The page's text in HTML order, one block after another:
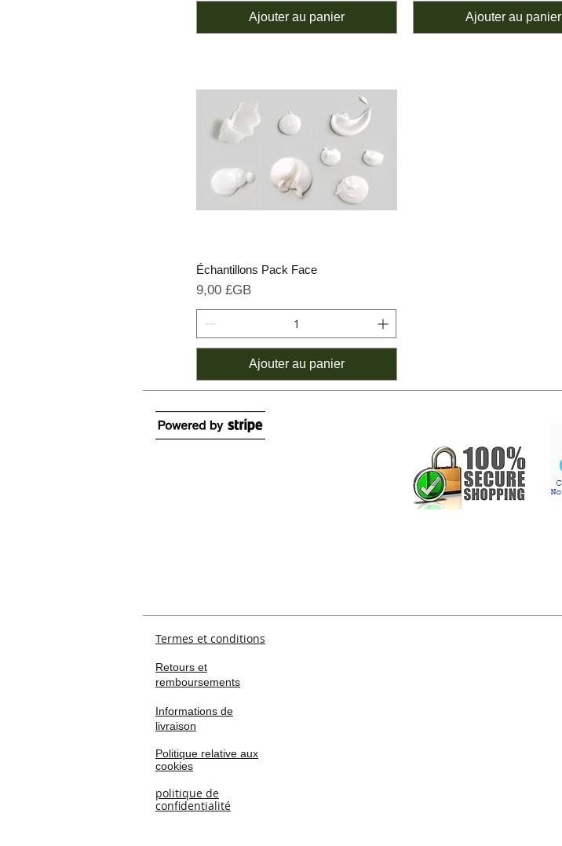
Ajouter au panier Ajouter au panier
Échantillons Pack Face
Prix
9,00 £GB
Ajouter au panier
Termes et conditions
Retours et
remboursements
Informations de
livraison
Politique relative aux
cookies
politique de
confidentialité